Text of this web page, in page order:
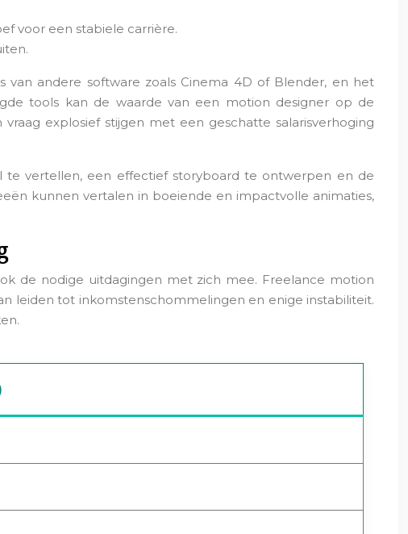
voor een stabiele carrière.
van andere software zoals Cinema 4D of Blender, en het
tools kan de waarde van een motion designer op de
explosief stijgen met een geschatte salarisverhoging
te vertellen, een effectief storyboard te ontwerpen en de
kunnen vertalen in boeiende en impactvolle animaties,
de nodige uitdagingen met zich mee. Freelance motion
leiden tot inkomstenschommelingen en enige instabiliteit.